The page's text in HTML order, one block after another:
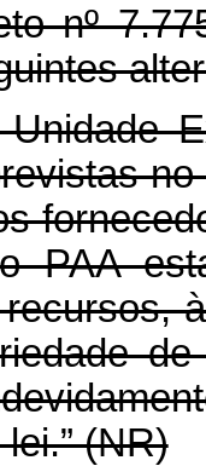
nº
Unidade
PAA
(NR)